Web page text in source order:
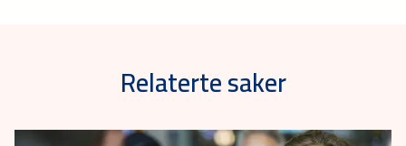
Relaterte saker